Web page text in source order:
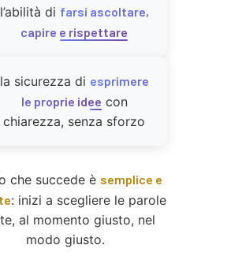
l’abilità di farsi ascoltare,
capire e rispettare
la sicurezza di esprimere
le proprie idee con
chiarezza, senza sforzo
che succede è semplice e
: inizi a scegliere le parole
al momento giusto, nel
modo giusto.